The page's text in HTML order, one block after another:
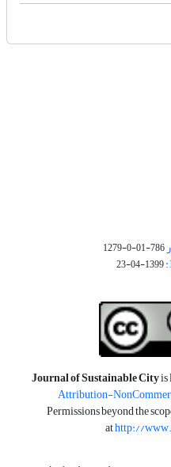
786-01-0-1279
1399-04-23
Journal of Sustainable Cityis
Attribution-
Permissions beyond the
athttp://